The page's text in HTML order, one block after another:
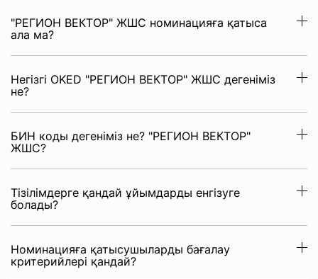
"РЕГИОН ВЕКТОР" ЖШС номинацияға қатыса
ала ма?
Негізгі OKED "РЕГИОН ВЕКТОР" ЖШС дегеніміз
не?
БИН коды дегеніміз не? "РЕГИОН ВЕКТОР"
ЖШС?
Тізілімдерге қандай ұйымдарды енгізуге
болады?
Номинацияға қатысушыларды бағалау
критерийлері қандай?